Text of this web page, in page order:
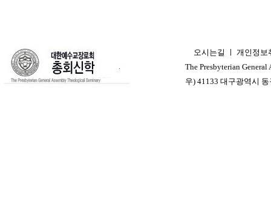
오시는길 ㅣ 개인정보
The Presbyterian
우) 41133 대구광역시